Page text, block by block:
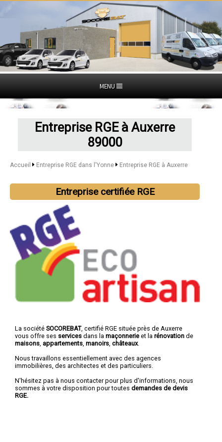
MENU
Entreprise RGE à Auxerre
89000
Accueil Entreprise RGE dans l'Yonne Entreprise RGE à Auxerre
Entreprise certifiée RGE
La société SOCOREBAT, certifié RGE située près de Auxerre
vous offre ses services dans la maçonnerie et la rénovation de
maisons, appartements, manoirs, châteaux.
Nous travaillons essentiellement avec des agences
immobilières, des architectes et des particuliers.
N'hésitez pas à nous contacter pour plus d'informations, nous
sommes à votre disposition pour toutes demandes de devis
RGE.